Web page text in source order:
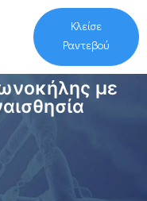
Κλείσε
Ραντεβού
με